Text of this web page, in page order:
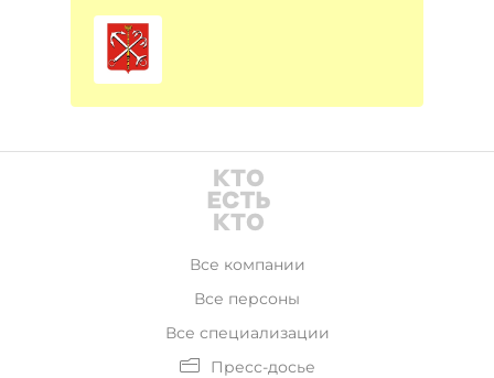
Все компании
Все персоны
Все специализации
Пресс-досье